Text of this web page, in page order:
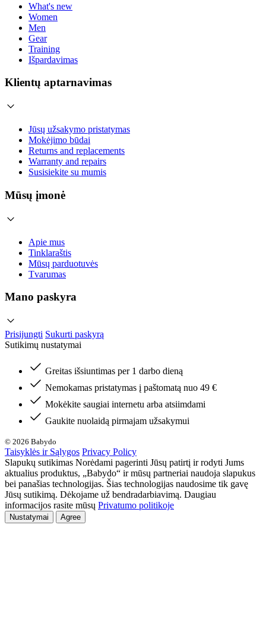
What's new
Women
Men
Gear
Training
Išpardavimas
Klientų aptarnavimas
Jūsų užsakymo pristatymas
Mokėjimo būdai
Returns and replacements
Warranty and repairs
Susisiekite su mumis
Mūsų įmonė
Apie mus
Tinklaraštis
Mūsų parduotuvės
Tvarumas
Mano paskyra
Prisijungti Sukurti paskyrą
Sutikimų nustatymai
Greitas išsiuntimas per 1 darbo dieną
Nemokamas pristatymas į paštomatą nuo 49 €
Mokėkite saugiai internetu arba atsiimdami
Gaukite nuolaidą pirmajam užsakymui
© 2026 Babydo
Taisyklės ir Sąlygos Privacy Policy
Slapukų sutikimas Norėdami pagerinti Jūsų patirtį ir rodyti Jums
aktualius produktus, „Babydo“ ir mūsų partneriai naudoja slapukus
bei panašias technologijas. Šias technologijas naudosime tik gavę
Jūsų sutikimą. Dėkojame už bendradarbiavimą. Daugiau
informacijos rasite mūsų Privatumo politikoje
Nustatymai Agree